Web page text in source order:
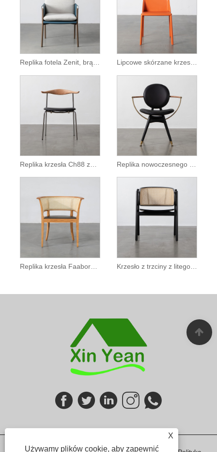
Replika krzesła Ch88 ze stali nierdzewnej
Replika krzesła Faaborg z litego drewna
X
Używamy plików cookie, aby zapewnić